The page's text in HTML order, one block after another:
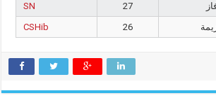
SN 27
CSHib
26